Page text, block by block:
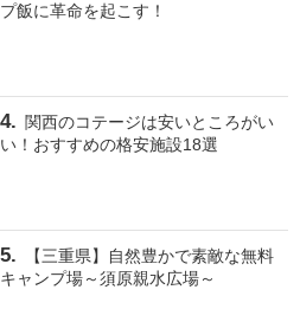
プ飯に革命を起こす！
関西のコテージは安いところがい
い！おすすめの格安施設18選
【三重県】自然豊かで素敵な無料
キャンプ場～須原親水広場～